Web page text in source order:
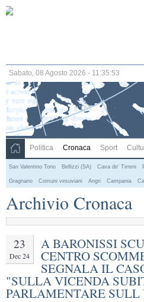
Sabato, 08 Agosto 2026 - 11:35:54
Politica Cronaca Sport
San Valentino Torio Bellizzi (SA) Cava de' Tirreni
Gragnano Comuni vesuviani Angri Campania
Archivio Cronaca
23
Dec 24
A BARONISSI
CENTRO
SEGNALA IL
"SULLA VICENDA
PARLAMENTARE